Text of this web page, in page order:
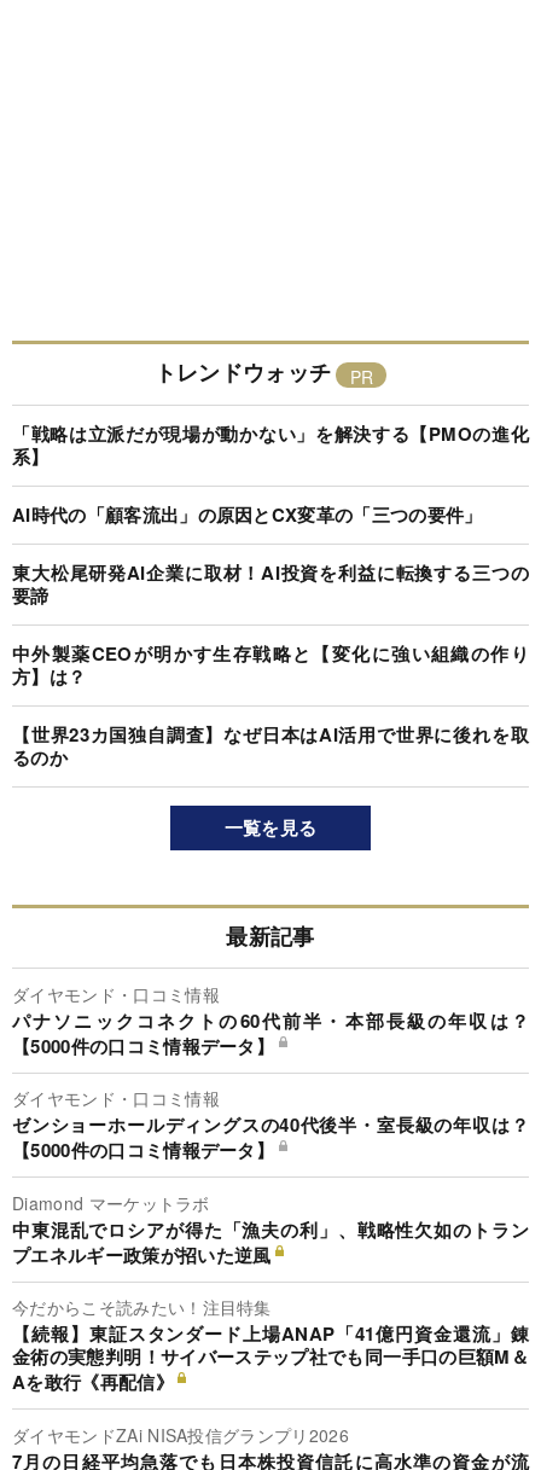
トレンドウォッチ
「戦略は立派だが現場が動かない」を解決する【PMOの進化
系】
AI時代の「顧客流出」の原因とCX変革の「三つの要件」
東大松尾研発AI企業に取材！AI投資を利益に転換する三つの
要諦
中外製薬CEOが明かす生存戦略と【変化に強い組織の作り
方】は？
【世界23カ国独自調査】なぜ日本はAI活用で世界に後れを取
るのか
一覧を見る
最新記事
ダイヤモンド・口コミ情報
パナソニックコネクトの60代前半・本部長級の年収は？
【5000件の口コミ情報データ】
ダイヤモンド・口コミ情報
ゼンショーホールディングスの40代後半・室長級の年収は？
【5000件の口コミ情報データ】
Diamond マーケットラボ
中東混乱でロシアが得た「漁夫の利」、戦略性欠如のトラン
プエネルギー政策が招いた逆風
今だからこそ読みたい！注目特集
【続報】東証スタンダード上場ANAP「41億円資金還流」錬
金術の実態判明！サイバーステップ社でも同一手口の巨額M＆
Aを敢行《再配信》
ダイヤモンドZAi NISA投信グランプリ2026
7月の日経平均急落でも日本株投資信託に高水準の資金が流